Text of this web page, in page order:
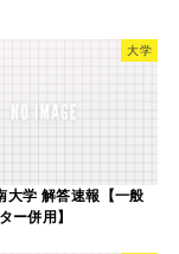
大学
大学 解答速報【一般
ー併用】